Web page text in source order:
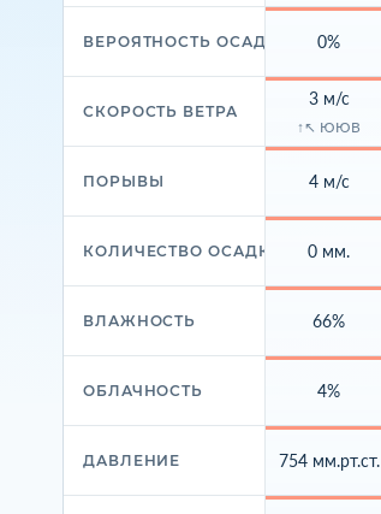
ВЕРОЯТНОСТЬ ОСАДКОВ
СКОРОСТЬ ВЕТРА
ПОРЫВЫ
КОЛИЧЕСТВО ОСАДКОВ
ВЛАЖНОСТЬ
ОБЛАЧНОСТЬ
ДАВЛЕНИЕ
0%
3 м/с
↑↖ ЮЮВ
4 м/с
0 мм.
66%
4%
754 мм.рт.ст.